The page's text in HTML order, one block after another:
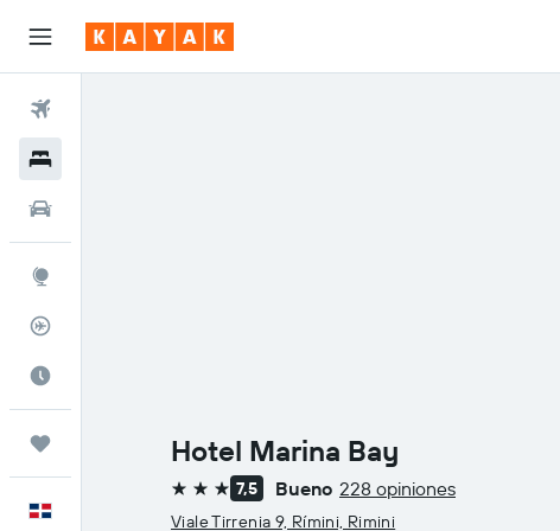
Hotel Marina Bay
3 estrellas
7,5 Bueno 228 opiniones
Viale Tirrenia 9, Rímini, Rimini